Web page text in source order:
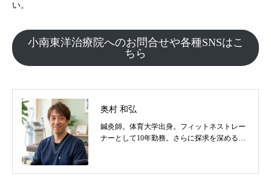
い。
小南東洋治療院へのお問合せや各種SNSはこ
ちら
奥村 和弘
鍼灸師。体育大学出身。フィットネストレー
ナーとして10年勤務。さらに探求を深めるべ
の他顔鍼など様々な症状の施術に日々、奔走